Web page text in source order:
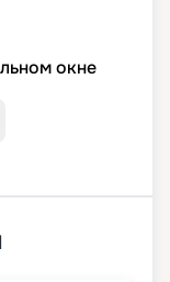
окне